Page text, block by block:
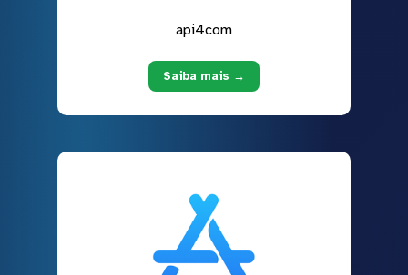
api4com
Saiba mais →